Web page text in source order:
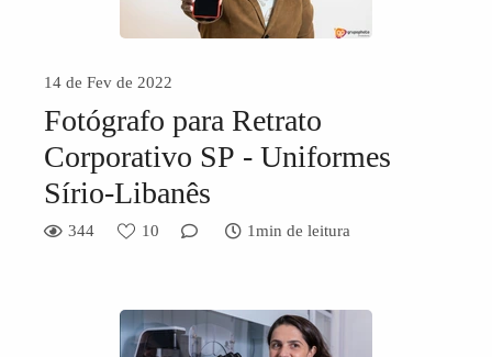
14 de Fev de 2022
Fotógrafo para Retrato
Corporativo SP - Uniformes
Sírio-Libanês
344 10 1min de leitura